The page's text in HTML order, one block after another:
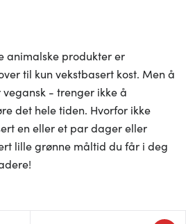
animalske produkter er
til kun vekstbasert kost. Men å
- trenger ikke å
det hele tiden. Hvorfor ikke
en eller et par dager eller
lille grønne måltid du får i deg